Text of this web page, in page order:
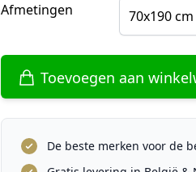
Afmetingen 70x190
Toevoegen aan
De beste merken voor de